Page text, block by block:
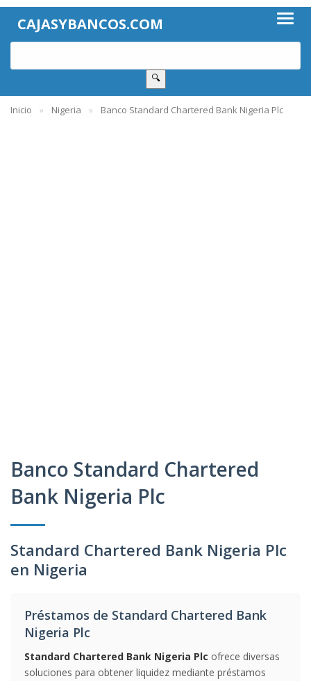
CAJASYBANCOS.COM
🔍
Inicio Nigeria Banco Standard Chartered Bank Nigeria Plc
Banco Standard Chartered
Bank Nigeria Plc
Standard Chartered Bank Nigeria Plc
en Nigeria
Préstamos de Standard Chartered Bank
Nigeria Plc
Standard Chartered Bank Nigeria Plc ofrece diversas
soluciones para obtener liquidez mediante préstamos